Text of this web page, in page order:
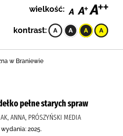
wielkość:
kontrast:
w Braniewie
pełne starych spraw
ANNA, PRÓSZYŃSKI MEDIA
wydania: 2025.